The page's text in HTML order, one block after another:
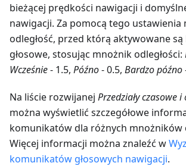
bieżącej prędkości nawigacji i
nawigacji. Za pomocą tego ustawienia
odległość, przed którą aktywowane
głosowe, stosując mnożnik odległości:
Wcześnie- 1.5, Późno- 0.5, Bardzo późno
Na liście rozwijanej Przedziały czasowe i
można wyświetlić szczegółowe
komunikatów dla różnych mnożników
Więcej informacji można znaleźć w
komunikatów głosowych nawigacji.